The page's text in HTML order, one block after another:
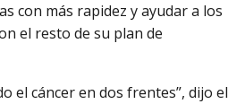
con más rapidez y ayudar a los
el resto de su plan de
el cáncer en dos frentes”, dijo el